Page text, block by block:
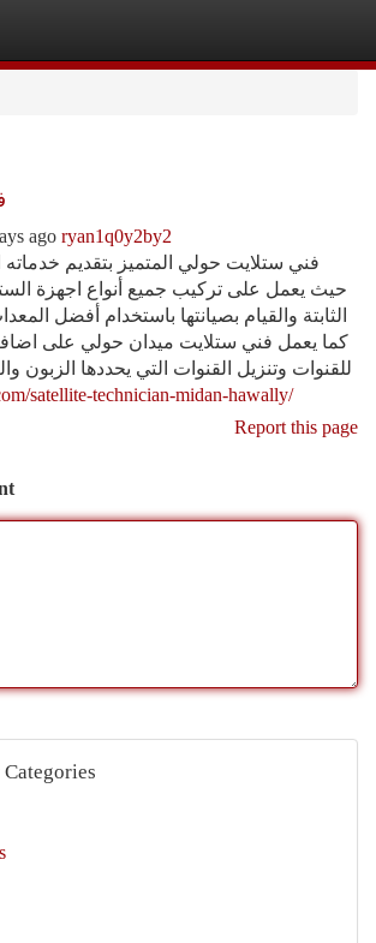
ago ryan1q0y2by2
فني ستلايت حولي المتميز بتقديم خدماته
حيث يعمل على تركيب جميع أنواع اجهزة
الثابتة والقيام بصيانتها باستخدام أفضل
كما يعمل فني ستلايت ميدان حولي على اضافة
للقنوات وتنزيل القنوات التي يحددها الزبون
satellite-technician-midan-hawally/
Report this page